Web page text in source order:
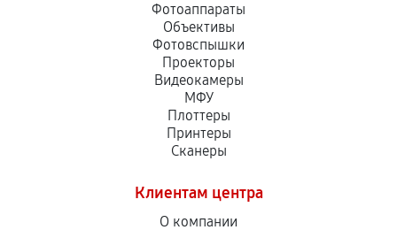
Фотоаппараты
Объективы
Фотовспышки
Проекторы
Видеокамеры
МФУ
Плоттеры
Принтеры
Сканеры
Клиентам центра
О компании